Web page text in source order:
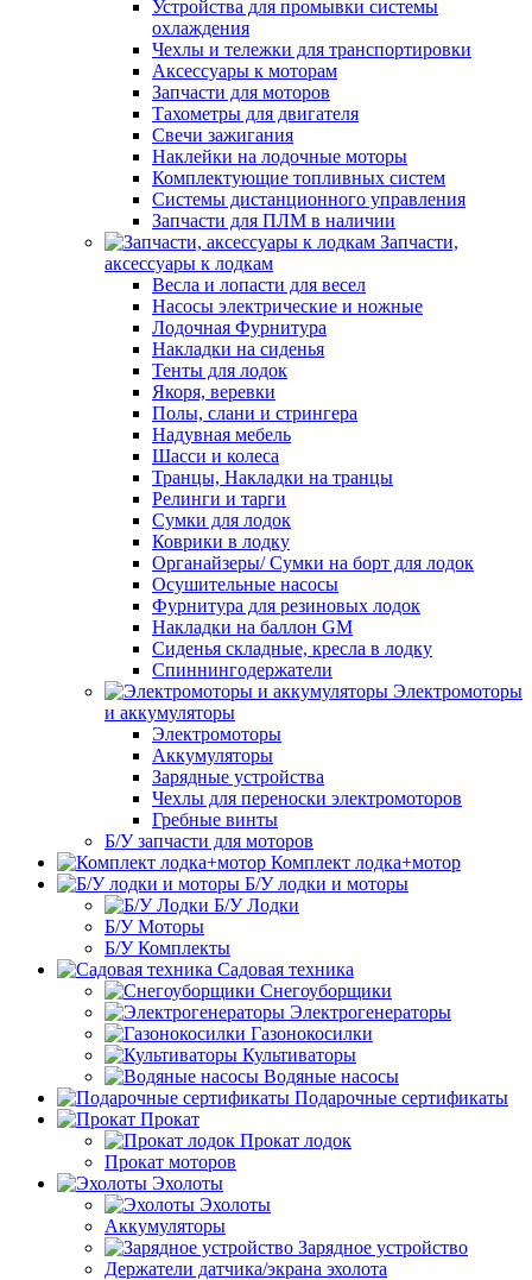
Устройства для промывки системы
охлаждения
Чехлы и тележки для транспортировки
Аксессуары к моторам
Запчасти для моторов
Тахометры для двигателя
Свечи зажигания
Наклейки на лодочные моторы
Комплектующие топливных систем
Системы дистанционного управления
Запчасти для ПЛМ в наличии
Запчасти,
аксессуары к лодкам
Весла и лопасти для весел
Насосы электрические и ножные
Лодочная Фурнитура
Накладки на сиденья
Тенты для лодок
Якоря, веревки
Полы, слани и стрингера
Надувная мебель
Шасси и колеса
Транцы, Накладки на транцы
Релинги и тарги
Сумки для лодок
Коврики в лодку
Органайзеры/ Сумки на борт для лодок
Осушительные насосы
Фурнитура для резиновых лодок
Накладки на баллон GM
Сиденья складные, кресла в лодку
Спиннингодержатели
Электромоторы
и аккумуляторы
Электромоторы
Аккумуляторы
Зарядные устройства
Чехлы для переноски электромоторов
Гребные винты
Б/У запчасти для моторов
Комплект лодка+мотор
Б/У лодки и моторы
Б/У Лодки
Б/У Моторы
Б/У Комплекты
Садовая техника
Снегоуборщики
Электрогенераторы
Газонокосилки
Культиваторы
Водяные насосы
Подарочные сертификаты
Прокат
Прокат лодок
Прокат моторов
Эхолоты
Эхолоты
Аккумуляторы
Зарядное устройство
Держатели датчика/экрана эхолота